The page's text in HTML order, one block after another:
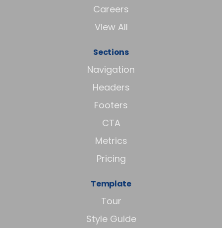
Careers
View All
Sections
Navigation
Headers
Footers
CTA
Metrics
Pricing
Template
Tour
Style Guide